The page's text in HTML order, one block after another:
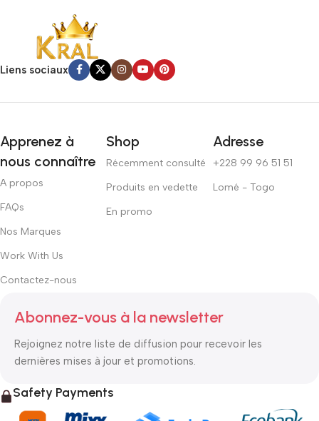
Liens sociaux
Apprenez à
nous connaître
A propos
FAQs
Nos Marques
Work With Us
Contactez-nous
Shop
Récemment consulté
Produits en vedette
En promo
Adresse
+228 99 96 51 51
Lomé - Togo
Abonnez-vous à la newsletter
Rejoignez notre liste de diffusion pour recevoir les
dernières mises à jour et promotions.
Safety Payments